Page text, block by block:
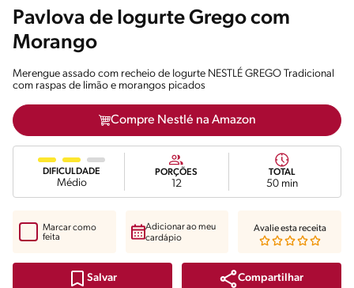
Pavlova de Iogurte Grego com
Morango
Merengue assado com recheio de Iogurte NESTLÉ GREGO Tradicional
com raspas de limão e morangos picados
Compre Nestlé na Amazon
DIFICULDADE
Médio
PORÇÕES
12
TOTAL
50 min
Salvar Compartilhar
Marcar como
feita
Adicionar ao meu
cardápio
Avalie esta receita